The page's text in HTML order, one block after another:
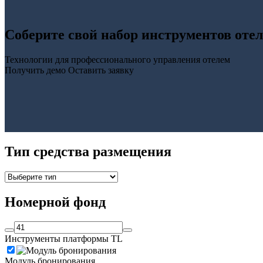
Соберите свой набор инструментов
Технологии для профессионального управления отелем
Получить демо Оставить заявку
Тип средства размещения
Номерной фонд
Инструменты платформы TL